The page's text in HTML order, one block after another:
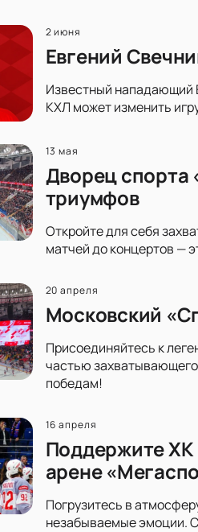
2 июня
Евгений
Известный нападающий
КХЛ может изменить
13 мая
Дворец спорта
триумфов
Откройте для себя
матчей до концертов —
20 апреля
Московский
Присоединяйтесь к
частью
победам!
16 апреля
Поддержите ХК
арене
Погрузитесь в
незабываемые эмоции.